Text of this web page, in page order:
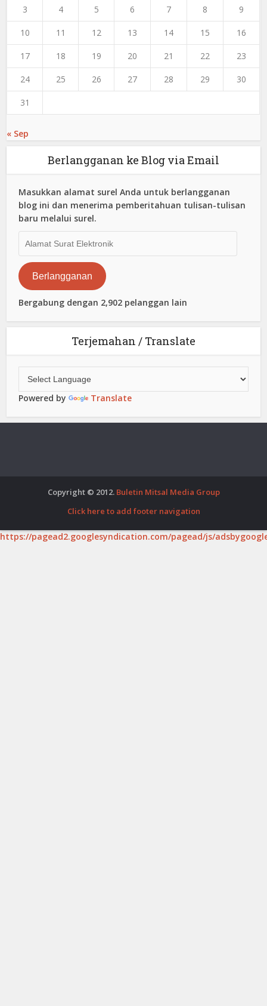
3 4 5 6 7 8 9
10 11 12 13 14 15 16
17 18 19 20 21 22 23
24 25 26 27 28 29 30
31
« Sep
Berlangganan ke Blog via Email
Masukkan alamat surel Anda untuk berlangganan
blog ini dan menerima pemberitahuan tulisan-tulisan
baru melalui surel.
Surat
Elektronik
Berlangganan
Bergabung dengan 2,902 pelanggan lain
Terjemahan / Translate
Powered by Translate
Copyright © 2012. Buletin Mitsal Media Group
Click here to add footer navigation
https://pagead2.googlesyndication.com/pagead/js/